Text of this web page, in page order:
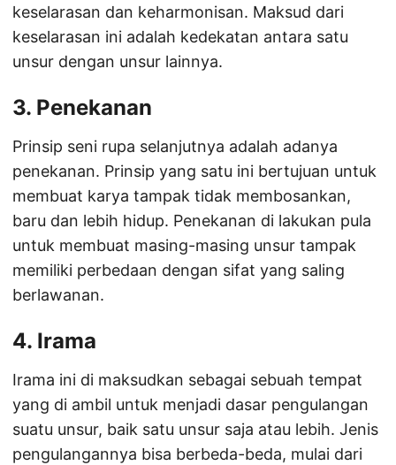
keselarasan dan keharmonisan. Maksud dari
keselarasan ini adalah kedekatan antara satu
unsur dengan unsur lainnya.
3. Penekanan
Prinsip seni rupa selanjutnya adalah adanya
penekanan. Prinsip yang satu ini bertujuan untuk
membuat karya tampak tidak membosankan,
baru dan lebih hidup. Penekanan di lakukan pula
untuk membuat masing-masing unsur tampak
memiliki perbedaan dengan sifat yang saling
berlawanan.
4. Irama
Irama ini di maksudkan sebagai sebuah tempat
yang di ambil untuk menjadi dasar pengulangan
suatu unsur, baik satu unsur saja atau lebih. Jenis
pengulangannya bisa berbeda-beda, mulai dari